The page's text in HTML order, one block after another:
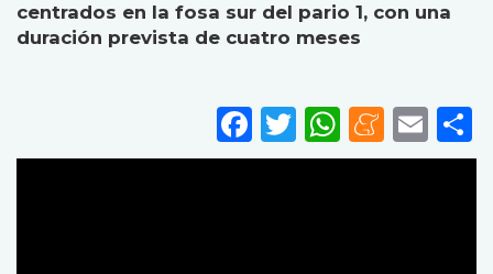
centrados en la fosa sur del pario 1, con una
duración prevista de cuatro meses
Facebook
Twitter